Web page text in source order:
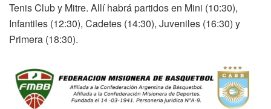
Tenis Club y Mitre. Allí habrá partidos en Mini (10:30),
Infantiles (12:30), Cadetes (14:30), Juveniles (16:30) y
Primera (18:30).